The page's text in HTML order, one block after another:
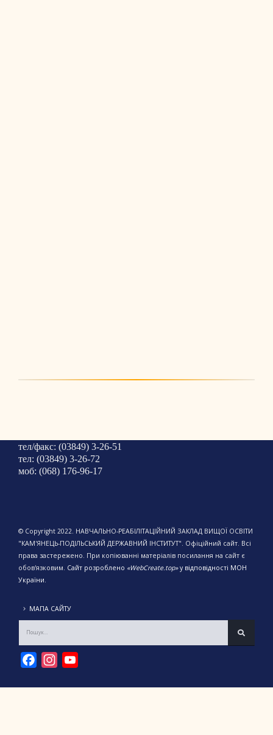
тел/факс: (03849) 3-26-51
тел: (03849) 3-26-72
моб: (068) 176-96-17
© Copyright 2022. НАВЧАЛЬНО-РЕАБІЛІТАЦІЙНИЙ ЗАКЛАД ВИЩОЇ ОСВІТИ
"КАМ'ЯНЕЦЬ-ПОДІЛЬСЬКИЙ ДЕРЖАВНИЙ ІНСТИТУТ". Офіційний сайт. Всі
права застережено. При копіюванні матеріалів посилання на сайт є
обов'язковим. Сайт розроблено «WebCreate.top»у відповідності МОН
України.
МАПА САЙТУ
FacebookInstagram